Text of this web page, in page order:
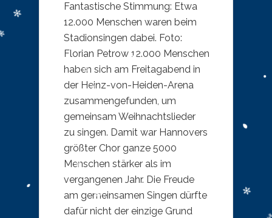
Fantastische Stimmung: Etwa
12.000 Menschen waren beim
Stadionsingen dabei. Foto:
Florian Petrow 12.000 Menschen
haben sich am Freitagabend in
der Heinz-von-Heiden-Arena
zusammengefunden, um
gemeinsam Weihnachtslieder
zu singen. Damit war Hannovers
größter Chor ganze 5000
Menschen stärker als im
vergangenen Jahr. Die Freude
am gemeinsamen Singen dürfte
dafür nicht der einzige Grund